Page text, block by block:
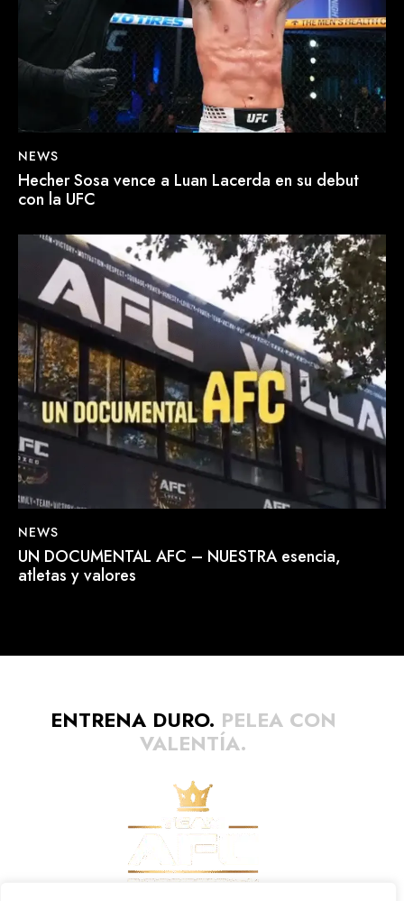
NEWS
Hecher Sosa vence a Luan Lacerda en su debut
con la UFC
NEWS
UN DOCUMENTAL AFC – NUESTRA esencia,
atletas y valores
ENTRENA DURO. PELEA CON
VALENTÍA.